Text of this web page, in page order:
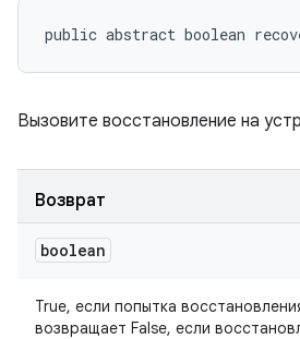
public abstract boolean
Вызовите восстановление на
Возврат
boolean
True, если попытка
возвращает False, если